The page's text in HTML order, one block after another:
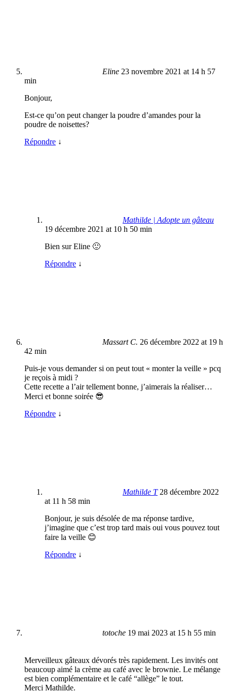
Eline 23 novembre 2021 at 14 h 57
min
Bonjour,
Est-ce qu’on peut changer la poudre d’amandes pour la
poudre de noisettes?
Répondre ↓
Mathilde | Adopte un gâteau
19 décembre 2021 at 10 h 50 min
Bien sur Eline 🙂
Répondre ↓
Massart C. 26 décembre 2022 at 19 h
42 min
Puis-je vous demander si on peut tout « monter la veille » pcq
je reçois à midi ?
Cette recette a l’air tellement bonne, j’aimerais la réaliser…
Merci et bonne soirée 😎
Répondre ↓
Mathilde T 28 décembre 2022
at 11 h 58 min
Bonjour, je suis désolée de ma réponse tardive,
j’imagine que c’est trop tard mais oui vous pouvez tout
faire la veille 😊
Répondre ↓
totoche 19 mai 2023 at 15 h 55 min
Merveilleux gâteaux dévorés très rapidement. Les invités ont
beaucoup aimé la crème au café avec le brownie. Le mélange
est bien complémentaire et le café “allège” le tout.
Merci Mathilde.